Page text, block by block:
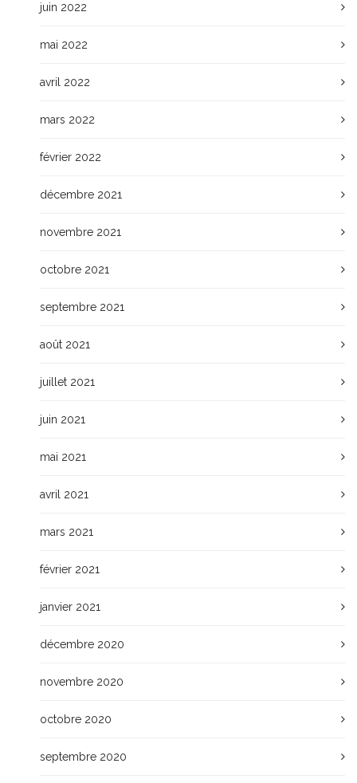
juin 2022
mai 2022
avril 2022
mars 2022
février 2022
décembre 2021
novembre 2021
octobre 2021
septembre 2021
août 2021
juillet 2021
juin 2021
mai 2021
avril 2021
mars 2021
février 2021
janvier 2021
décembre 2020
novembre 2020
octobre 2020
septembre 2020